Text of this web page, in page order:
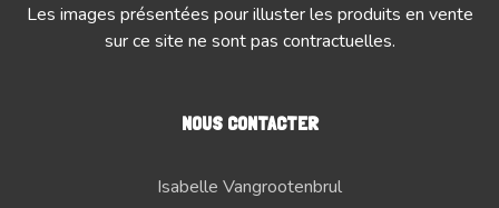
Les images présentées pour illuster les produits en vente
sur ce site ne sont pas contractuelles.
NOUS CONTACTER
Isabelle Vangrootenbrul